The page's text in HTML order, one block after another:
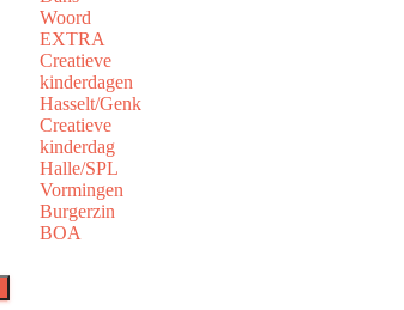
Woord
EXTRA
Creatieve
kinderdagen
Hasselt/Genk
Creatieve
kinderdag
Halle/SPL
Vormingen
Burgerzin
BOA